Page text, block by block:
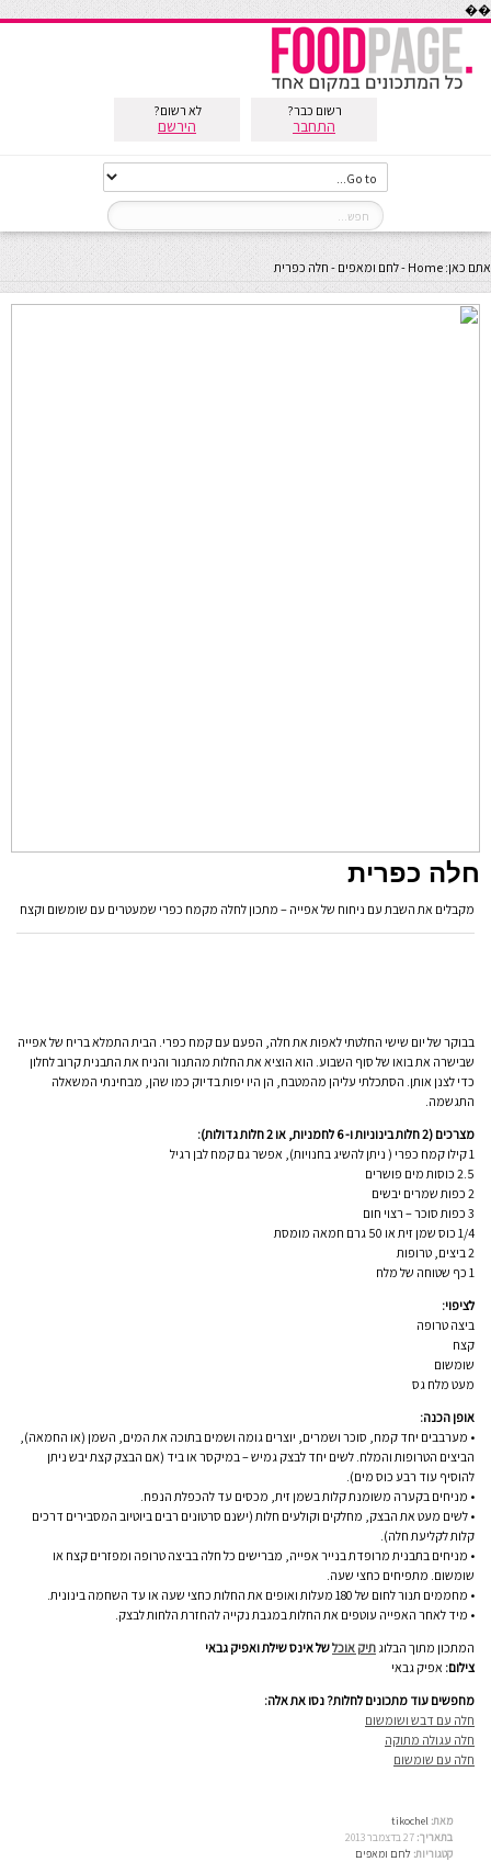
��
רשום כבר?
התחבר
לא רשום?
הירשם
אתם כאן: Home
-לחם ומאפים - חלה כפרית
חלה כפרית
מקבלים את השבת עם ניחוח של אפייה – מתכון לחלה מקמח כפרי שמעטרים עם שומשום וקצח
בבוקר של יום שישי החלטתי לאפות את חלה, הפעם עם קמח כפרי. הבית התמלא בריח של אפייה
שבישרה את בואו של סוף השבוע. הוא הוציא את החלות מהתנור והניח את התבנית קרוב לחלון
כדי לצנן אותן. הסתכלתי עליהן מהמטבח, הן היו יפות בדיוק כמו שהן, מבחינתי המשאלה
התגשמה.
מצרכים (2 חלות בינוניות ו- 6 לחמניות, או 2 חלות גדולות):
1 קילו קמח כפרי ( ניתן להשיג בחנויות), אפשר גם קמח לבן רגיל
2.5 כוסות מים פושרים
2 כפות שמרים יבשים
3 כפות סוכר – רצוי חום
1/4 כוס שמן זית או 50 גרם חמאה מומסת
2 ביצים, טרופות
1 כף שטוחה של מלח
לציפוי:
ביצה טרופה
קצח
שומשום
מעט מלח גס
אופן הכנה:
• מערבבים יחד קמח, סוכר ושמרים, יוצרים גומה ושמים בתוכה את המים, השמן (או החמאה),
הביצים הטרופות והמלח. לשים יחד לבצק גמיש – במיקסר או ביד (אם הבצק קצת יבש ניתן
להוסיף עוד רבע כוס מים).
• מניחים בקערה משומנת קלות בשמן זית, מכסים עד להכפלת הנפח.
• לשים מעט את הבצק, מחלקים וקולעים חלות (ישנם סרטונים רבים ביוטיוב המסבירים דרכים
קלות לקליעת חלה).
• מניחים בתבנית מרופדת בנייר אפייה, מברישים כל חלה בביצה טרופה ומפזרים קצח או
שומשום. מתפיחים כחצי שעה.
• מחממים תנור לחום של 180 מעלות ואופים את החלות כחצי שעה או עד השחמה בינונית.
• מיד לאחר האפייה עוטפים את החלות במגבת נקייה להחזרת הלחות לבצק.
המתכון מתוך הבלוג תיק אוכלשל אינס שילת ואפיק גבאי
צילום: אפיק גבאי
מחפשים עוד מתכונים לחלות? נסו את אלה:
חלה עם דבש ושומשום
חלה עגולה מתוקה
חלה עם שומשום
מאת: tikochel
בתאריך:
קטגוריות: לחם ומאפים